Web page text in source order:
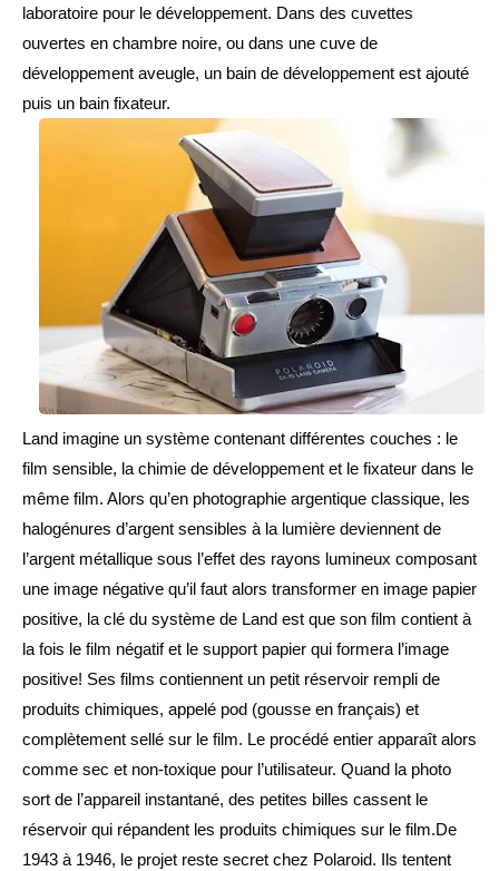
laboratoire pour le développement. Dans des cuvettes
ouvertes en chambre noire, ou dans une cuve de
développement aveugle, un bain de développement est ajouté
puis un bain fixateur.
Land imagine un système contenant différentes couches : le
film sensible, la chimie de développement et le fixateur dans le
même film. Alors qu’en photographie argentique classique, les
halogénures d’argent sensibles à la lumière deviennent de
l’argent métallique sous l’effet des rayons lumineux composant
une image négative qu’il faut alors transformer en image papier
positive, la clé du système de Land est que son film contient à
la fois le film négatif et le support papier qui formera l’image
positive! Ses films contiennent un petit réservoir rempli de
produits chimiques, appelé pod (gousse en français) et
complètement sellé sur le film. Le procédé entier apparaît alors
comme sec et non-toxique pour l’utilisateur. Quand la photo
sort de l’appareil instantané, des petites billes cassent le
réservoir qui répandent les produits chimiques sur le film.De
1943 à 1946, le projet reste secret chez Polaroid. Ils tentent